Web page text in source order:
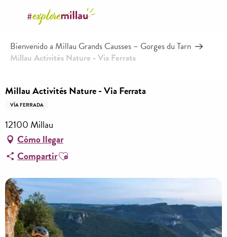
principal
Bienvenido a Millau Grands Causses – Gorges du Tarn
Millau Activités Nature - Via Ferrata
Millau Activités Nature - Via Ferrata
VÍA FERRADA
12100 Millau
Cómo llegar
CompartirAjouter aux favoris